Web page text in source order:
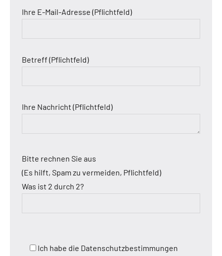
Ihre E-Mail-Adresse (Pflichtfeld)
Betreff (Pflichtfeld)
Ihre Nachricht (Pflichtfeld)
Bitte rechnen Sie aus
(Es hilft, Spam zu vermeiden, Pflichtfeld)
Was ist 2 durch 2?
Ich habe die Datenschutzbestimmungen